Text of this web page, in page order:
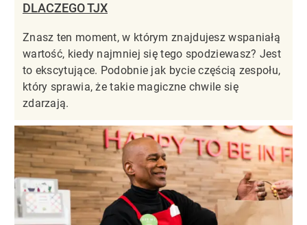
DLACZEGO TJX
Znasz ten moment, w którym znajdujesz wspaniałą
wartość, kiedy najmniej się tego spodziewasz? Jest
to ekscytujące. Podobnie jak bycie częścią zespołu,
który sprawia, że takie magiczne chwile się
zdarzają.